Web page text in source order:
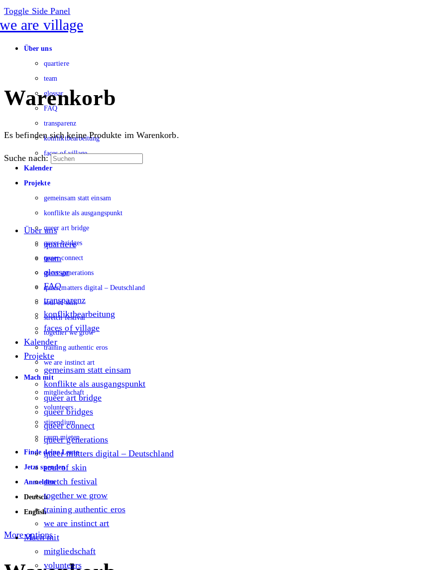
Toggle Side Panel
Über uns
quartiere
team
glossar
FAQ
transparenz
konfliktbearbeitung
faces of village
Kalender
Projekte
gemeinsam statt einsam
konflikte als ausgangspunkt
queer art bridge
queer bridges
queer connect
queer generations
queer matters digital – Deutschland
soul of skin
stretch festival
together we grow
training authentic eros
we are instinct art
Mach mit
mitgliedschaft
volunteers
stipendium
raum mieten
Finde deine Leute
Jetzt spenden
Anmelden
Deutsch
English
More options
Warenkorb
Es befinden sich keine Produkte im Warenkorb.
Suche nach:
Über uns
quartiere
team
glossar
FAQ
transparenz
konfliktbearbeitung
faces of village
Kalender
Projekte
gemeinsam statt einsam
konflikte als ausgangspunkt
queer art bridge
queer bridges
queer connect
queer generations
queer matters digital – Deutschland
soul of skin
stretch festival
together we grow
training authentic eros
we are instinct art
Mach mit
mitgliedschaft
volunteers